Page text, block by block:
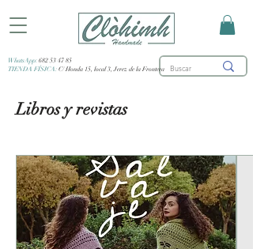
WhatsApp: 682 53 47 85
TIENDA FÍSICA: C/ Honda 15, local 3, Jerez de la Frontera
Libros y revistas